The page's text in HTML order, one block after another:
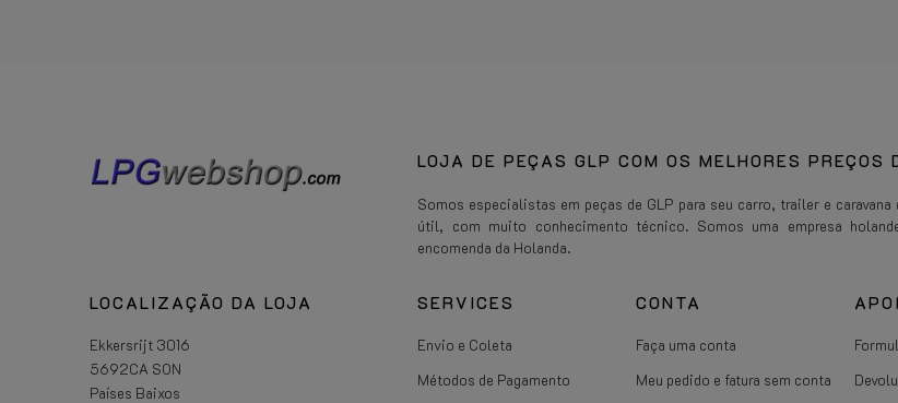
LOJA DE PEÇAS GLP COM OS MELHORES PREÇOS
Somos especialistas em peças de GLP para seu carro, trailer e caravana
útil, com muito conhecimento técnico. Somos uma empresa
encomenda da Holanda.
LOCALIZAÇÃO DA LOJA
Ekkersrijt 3016
5692CA SON
Países Baixos
SERVICES
Envio e Coleta
Métodos de Pagamento
CONTA
Faça uma conta
Meu pedido e fatura sem conta